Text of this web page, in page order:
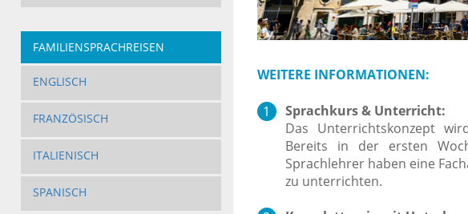
FAMILIENSPRACHREISEN
ENGLISCH
FRANZÖSISCH
ITALIENISCH
SPANISCH
WEITERE INFORMATIONEN:
Sprachkurs & Unterricht:
Das Unterrichtskonzept
Bereits in der ersten
Sprachlehrer haben eine
zu unterrichten.